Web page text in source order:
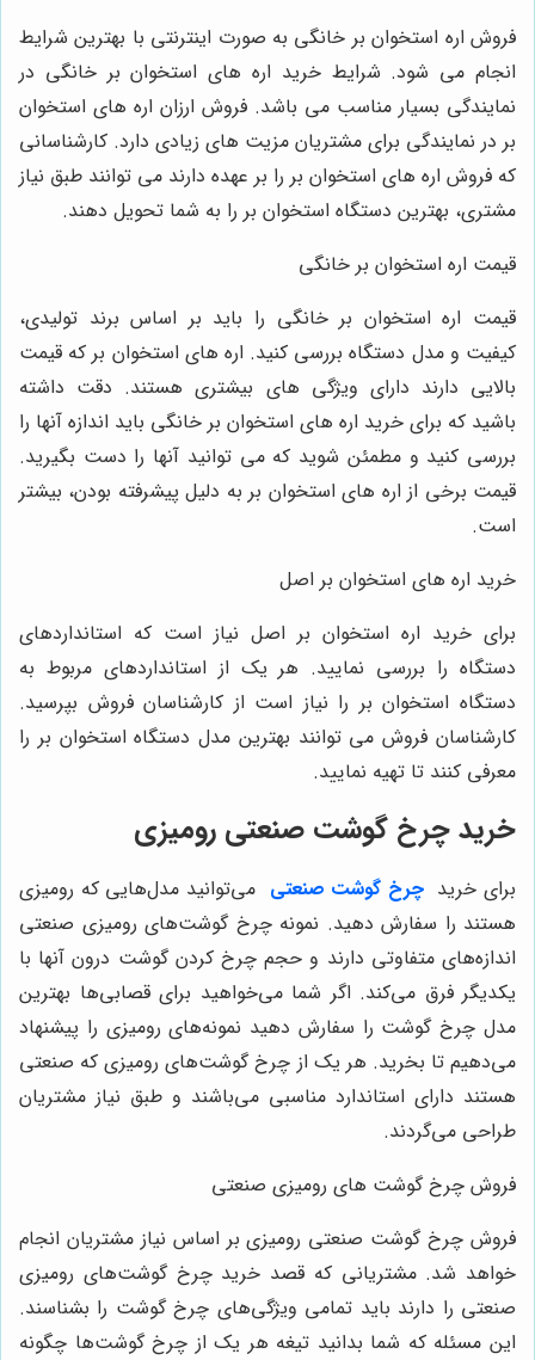
اره استخوان بر خانگی به صورت اینترنتی با بهترین شرایط
می شود. شرایط خرید اره های استخوان بر خانگی در
بسیار مناسب می باشد. فروش ارزان اره های استخوان
در نمایندگی برای مشتریان مزیت های زیادی دارد. کارشناسانی
فروش اره های استخوان بر را بر عهده دارند می توانند طبق نیاز
بهترین دستگاه استخوان بر را به شما تحویل دهند.
اره استخوان بر خانگی
اره استخوان بر خانگی را باید بر اساس برند تولیدی،
و مدل دستگاه بررسی کنید. اره های استخوان بر که قیمت
دارند دارای ویژگی های بیشتری هستند. دقت داشته
که برای خرید اره های استخوان بر خانگی باید اندازه آنها را
کنید و مطمئن شوید که می توانید آنها را دست بگیرید.
برخی از اره های استخوان بر به دلیل پیشرفته بودن، بیشتر
اره های استخوان بر اصل
خرید اره استخوان بر اصل نیاز است که استانداردهای
را بررسی نمایید. هر یک از استانداردهای مربوط به
استخوان بر را نیاز است از کارشناسان فروش بپرسید.
فروش می توانند بهترین مدل دستگاه استخوان بر را
کنند تا تهیه نمایید.
چرخ گوشت صنعتی رومیزی
خریدچرخ گوشت صنعتیمی‌توانید مدل‌هایی که رومیزی
را سفارش دهید. نمونه چرخ گوشت‌های رومیزی صنعتی
متفاوتی دارند و حجم چرخ کردن گوشت درون آنها با
فرق می‌کند. اگر شما می‌خواهید برای قصابی‌ها بهترین
چرخ گوشت را سفارش دهید نمونه‌های رومیزی را پیشنهاد
تا بخرید. هر یک از چرخ گوشت‌های رومیزی که صنعتی
دارای استاندارد مناسبی می‌باشند و طبق نیاز مشتریان
می‌گردند.
چرخ گوشت های رومیزی صنعتی
چرخ گوشت صنعتی رومیزی بر اساس نیاز مشتریان انجام
شد. مشتریانی که قصد خرید چرخ گوشت‌های رومیزی
را دارند باید تمامی ویژگی‌های چرخ گوشت را بشناسند.
مسئله که شما بدانید تیغه هر یک از چرخ گوشت‌ها چگونه